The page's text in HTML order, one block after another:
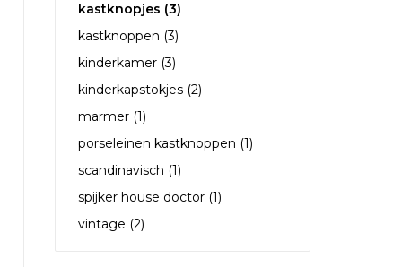
kastknopjes (3)
kastknoppen (3)
kinderkamer (3)
kinderkapstokjes (2)
marmer (1)
porseleinen kastknoppen (1)
scandinavisch (1)
spijker house doctor (1)
vintage (2)